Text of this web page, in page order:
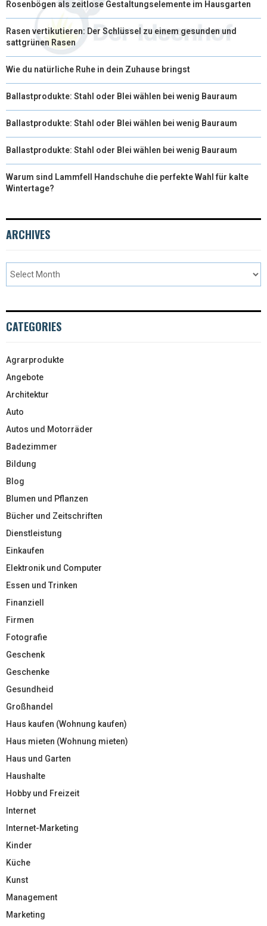
Rosenbögen als zeitlose Gestaltungselemente im Hausgarten
Rasen vertikutieren: Der Schlüssel zu einem gesunden und
sattgrünen Rasen
Wie du natürliche Ruhe in dein Zuhause bringst
Ballastprodukte: Stahl oder Blei wählen bei wenig Bauraum
Ballastprodukte: Stahl oder Blei wählen bei wenig Bauraum
Ballastprodukte: Stahl oder Blei wählen bei wenig Bauraum
Warum sind Lammfell Handschuhe die perfekte Wahl für kalte
Wintertage?
ARCHIVES
CATEGORIES
Agrarprodukte
Angebote
Architektur
Auto
Autos und Motorräder
Badezimmer
Bildung
Blog
Blumen und Pflanzen
Bücher und Zeitschriften
Dienstleistung
Einkaufen
Elektronik und Computer
Essen und Trinken
Finanziell
Firmen
Fotografie
Geschenk
Geschenke
Gesundheid
Großhandel
Haus kaufen (Wohnung kaufen)
Haus mieten (Wohnung mieten)
Haus und Garten
Haushalte
Hobby und Freizeit
Internet
Internet-Marketing
Kinder
Küche
Kunst
Management
Marketing